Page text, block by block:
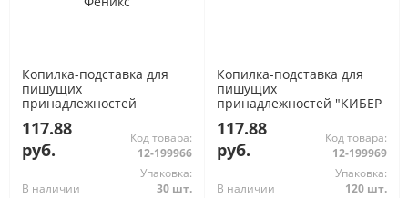
Копилка-подставка для
пишущих
принадлежностей
Феникс
117.88
руб.
Код товара:
12-199966
В наличии
Упаковка:
30 шт.
Копилка-подставка для
пишущих
принадлежностей "КИБЕР
117.88
руб.
Код товара:
12-199969
В наличии
Упаковка:
120 шт.